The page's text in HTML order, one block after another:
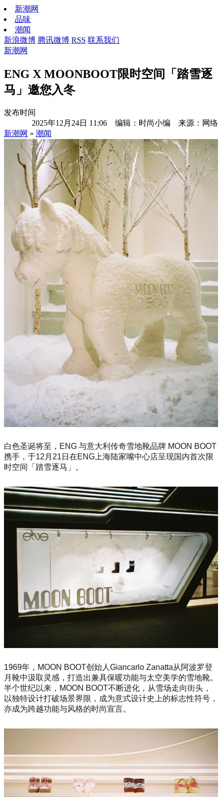
新潮网
品味
潮闻
新浪微博 腾讯微博 RSS 联系我们
新潮网
ENG X MOONBOOT限时空间「踏雪逐
马」邀您入冬
发布时间
2025年12月24日 11:06 编辑：时尚小编 来源：网络
新潮网 » 潮闻
白色圣诞将至，ENG 与意大利传奇雪地靴品牌 MOON BOOT
携手，于12月21日在ENG上海陆家嘴中心店呈现国内首次限
时空间「踏雪逐马」。
1969年，MOON BOOT创始人Giancarlo Zanatta从阿波罗登
月靴中汲取灵感，打造出兼具保暖功能与太空美学的雪地靴。
半个世纪以来，MOON BOOT不断进化，从雪场走向街头，
以独特设计打破场景界限，成为意式设计史上的标志性符号，
亦成为跨越功能与风格的时尚宣言。